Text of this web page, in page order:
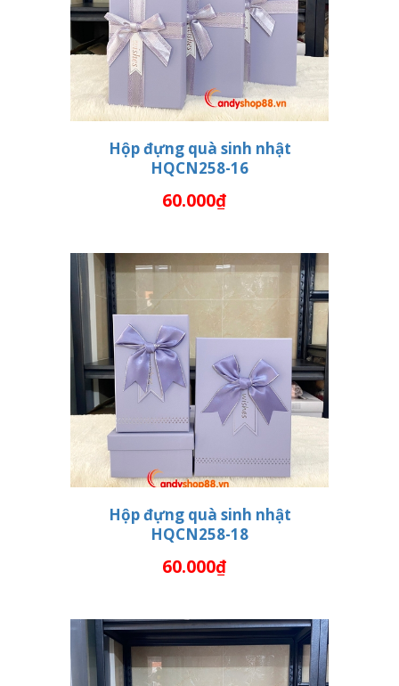
THÊM VÀO GIỎ HÀNG
Hộp đựng quà sinh nhật
HQCN258-16
60.000₫
Hộp đựng quà sinh nhật
HQCN258-18
60.000₫